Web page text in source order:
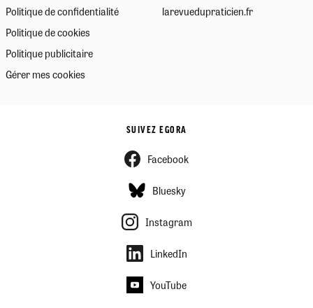
Politique de confidentialité
Politique de cookies
Politique publicitaire
Gérer mes cookies
larevuedupraticien.fr
SUIVEZ EGORA
Facebook
Bluesky
Instagram
LinkedIn
YouTube